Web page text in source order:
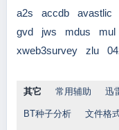
a2s accdb avastlic
gvd
jws mdus mul
xweb3survey
zlu
其它 常用辅助 迅
BT种子分析 文件格